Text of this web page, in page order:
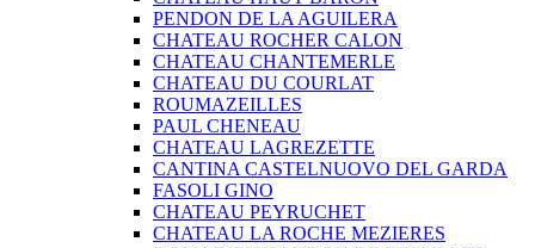
PENDON DE LA AGUILERA
CHATEAU ROCHER CALON
CHATEAU CHANTEMERLE
CHATEAU DU COURLAT
ROUMAZEILLES
PAUL CHENEAU
CHATEAU LAGREZETTE
CANTINA CASTELNUOVO DEL GARDA
FASOLI GINO
CHATEAU PEYRUCHET
CHATEAU LA ROCHE MEZIERES